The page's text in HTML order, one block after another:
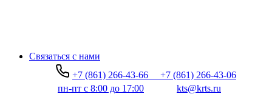
Связаться с нами
+7 (861) 266-43-66
+7 (861) 266-43-06
пн-пт с 8:00 до 17:00
kts@krts.ru